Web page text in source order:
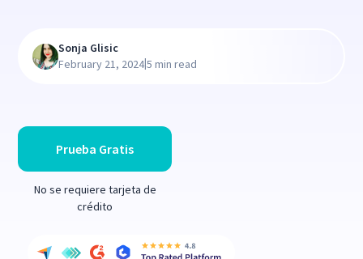
Prueba Gratis
No se requiere tarjeta de
crédito
Sonja Glisic
February 21, 2024|5 min read